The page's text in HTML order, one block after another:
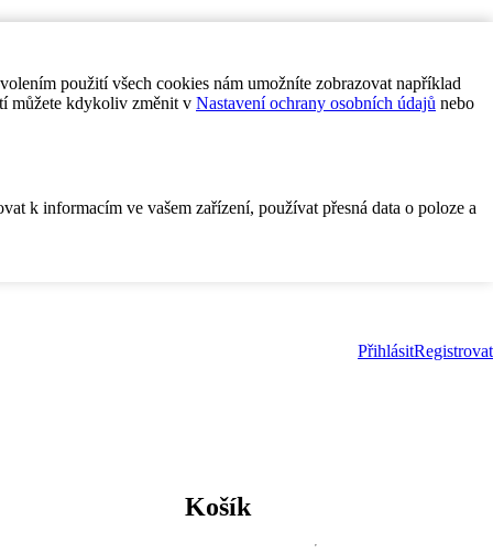
použití všech cookies nám umožníte zobrazovat například
můžete kdykoliv změnit v Nastavení ochrany osobních údajů nebo
k informacím ve vašem zařízení, používat přesná data o poloze a
PřihlásitRegistrovat
Košík